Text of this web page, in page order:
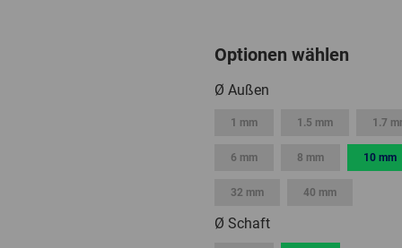
Optionen wählen
Ø Außen
1 mm 1.5 mm 1.7
6 mm 8 mm 10 mm
32 mm 40 mm
Ø Schaft